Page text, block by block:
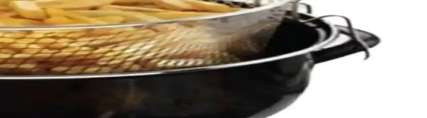
mutfakta pratik kullanım sağlar, uzun ömürlü ve güvenli gıda temasına uygundur.
ve hijyenik mutfak gereci
kullanılır, mutfakta pratiklik sağlar.
10x11 cm